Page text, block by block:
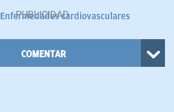
Enfermedades cardiovasculares
COMENTAR